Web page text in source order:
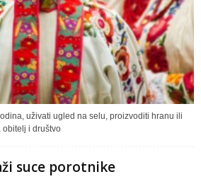
uživati ugled na selu, proizvoditi hranu ili
obitelj i društvo
suce porotnike